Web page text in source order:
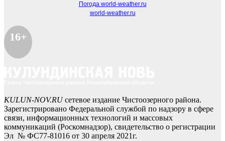
Погода world-weather.ru
world-weather.ru
16+
KULUN-NOV.RUсетевое издание Чистоозерного района.
Зарегистрировано Федеральной службой по надзору в сфере
связи, информационных технологий и массовых
коммуникаций (Роскомнадзор), свидетельство о регистрации
Эл № ФС77-81016 от 30 апреля 2021г.